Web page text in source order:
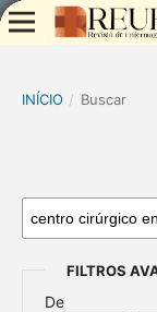
INÍCIO / Buscar
FILTROS
De